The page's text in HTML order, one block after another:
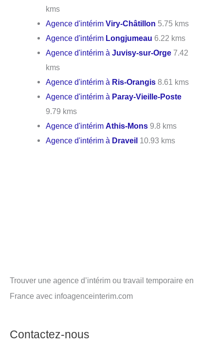
kms
Agence d'intérimViry-Châtillon 5.75 kms
Agence d'intérim Longjumeau 6.22 kms
Agence d'intérim àJuvisy-sur-Orge 7.42
kms
Agence d'intérim à Ris-Orangis 8.61 kms
Agence d'intérim à Paray-Vieille-Poste
9.79 kms
Agence d'intérimAthis-Mons 9.8 kms
Agence d'intérim à Draveil 10.93 kms
Trouver une agence d’intérim ou travail temporaire en
France avec infoagenceinterim.com
Contactez-nous